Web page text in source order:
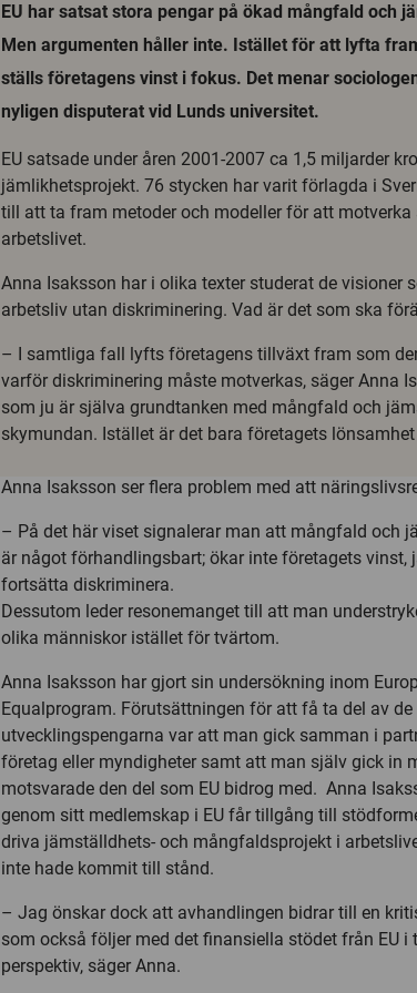
EU har satsat stora pengar på ökad mångfald och
Men argumenten håller inte. Istället för att lyfta
ställs företagens vinst i fokus. Det menar
nyligen disputerat vid Lunds universitet.
EU satsade under åren 2001-2007 ca 1,5 miljarder
jämlikhetsprojekt. 76 stycken har varit förlagda i
till att ta fram metoder och modeller för att
arbetslivet.
Anna Isaksson har i olika texter studerat de visioner
arbetsliv utan diskriminering. Vad är det som ska
– I samtliga fall lyfts företagens tillväxt fram som
varför diskriminering måste motverkas, säger Anna
som ju är själva grundtanken med mångfald och
skymundan. Istället är det bara företagets
Anna Isaksson ser flera problem med att
– På det här viset signalerar man att mångfald och
är något förhandlingsbart; ökar inte företagets vinst,
fortsätta diskriminera.
Dessutom leder resonemanget till att man
olika människor istället för tvärtom.
Anna Isaksson har gjort sin undersökning inom
Equalprogram. Förutsättningen för att få ta del av de
utvecklingspengarna var att man gick samman i
företag eller myndigheter samt att man själv gick in
motsvarade den del som EU bidrog med. Anna
genom sitt medlemskap i EU får tillgång till
driva jämställdhets- och mångfaldsprojekt i
inte hade kommit till stånd.
– Jag önskar dock att avhandlingen bidrar till en
som också följer med det finansiella stödet från EU i
perspektiv, säger Anna.